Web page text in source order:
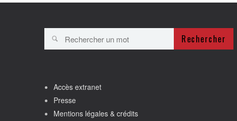
Rechercher
Accès extranet
Presse
Mentions légales & crédits